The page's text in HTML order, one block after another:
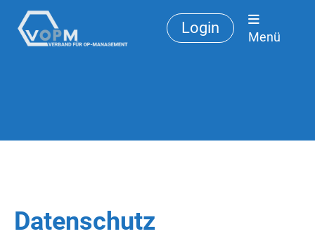
Login
Menü
Datenschutz